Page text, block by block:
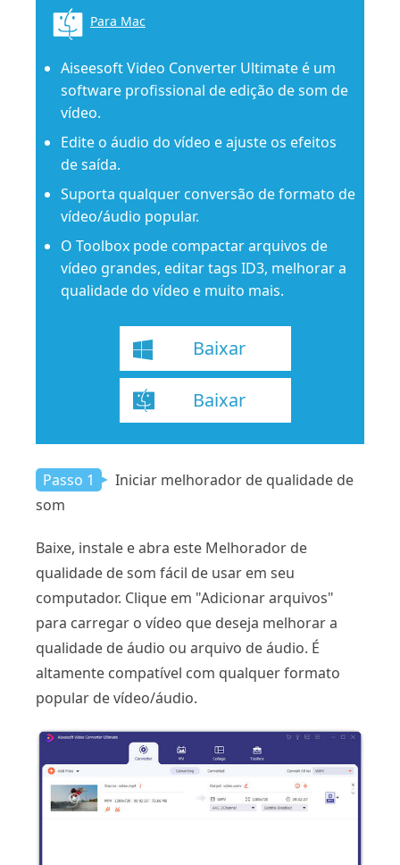
Para Mac
Aiseesoft Video Converter Ultimate é um
software profissional de edição de som de
vídeo.
Edite o áudio do vídeo e ajuste os efeitos
de saída.
Suporta qualquer conversão de formato de
vídeo/áudio popular.
O Toolbox pode compactar arquivos de
vídeo grandes, editar tags ID3, melhorar a
qualidade do vídeo e muito mais.
Baixar
Baixar
Passo 1
Iniciar melhorador de qualidade de
som
Baixe, instale e abra este Melhorador de
qualidade de som fácil de usar em seu
computador. Clique em "Adicionar arquivos"
para carregar o vídeo que deseja melhorar a
qualidade de áudio ou arquivo de áudio. É
altamente compatível com qualquer formato
popular de vídeo/áudio.